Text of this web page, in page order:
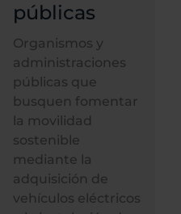
públicas
Organismos y
administraciones
públicas que
busquen fomentar
la movilidad
sostenible
mediante la
adquisición de
vehículos eléctricos